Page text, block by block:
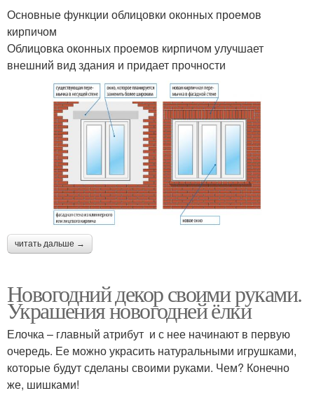
Основные функции облицовки оконных проемов
кирпичом
Облицовка оконных проемов кирпичом улучшает
внешний вид здания и придает прочности
читать дальше →
Новогодний декор своими руками.
Украшения новогодней ёлки
Елочка – главный атрибут и с нее начинают в первую
очередь. Ее можно украсить натуральными игрушками,
которые будут сделаны своими руками. Чем? Конечно
же, шишками!